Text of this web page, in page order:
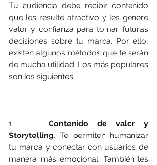
Tu audiencia debe recibir contenido
que les resulte atractivo y les genere
valor y confianza para tomar futuras
decisiones sobre tu marca. Por ello,
existen algunos métodos que te serán
de mucha utilidad. Los más populares
son los siguientes:
1. Contenido de valor y
Storytelling. Te permiten humanizar
tu marca y conectar con usuarios de
manera más emocional. También les